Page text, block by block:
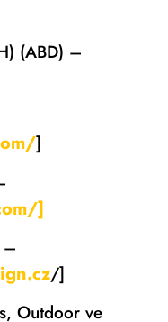
(ABD) –
]
]
–
/]
Outdoor ve